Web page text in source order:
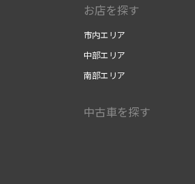
お店を探す
市内エリア
中部エリア
南部エリア
中古車を探す